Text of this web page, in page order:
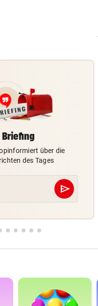
Briefing
über die
des Tages
send
Abschicken